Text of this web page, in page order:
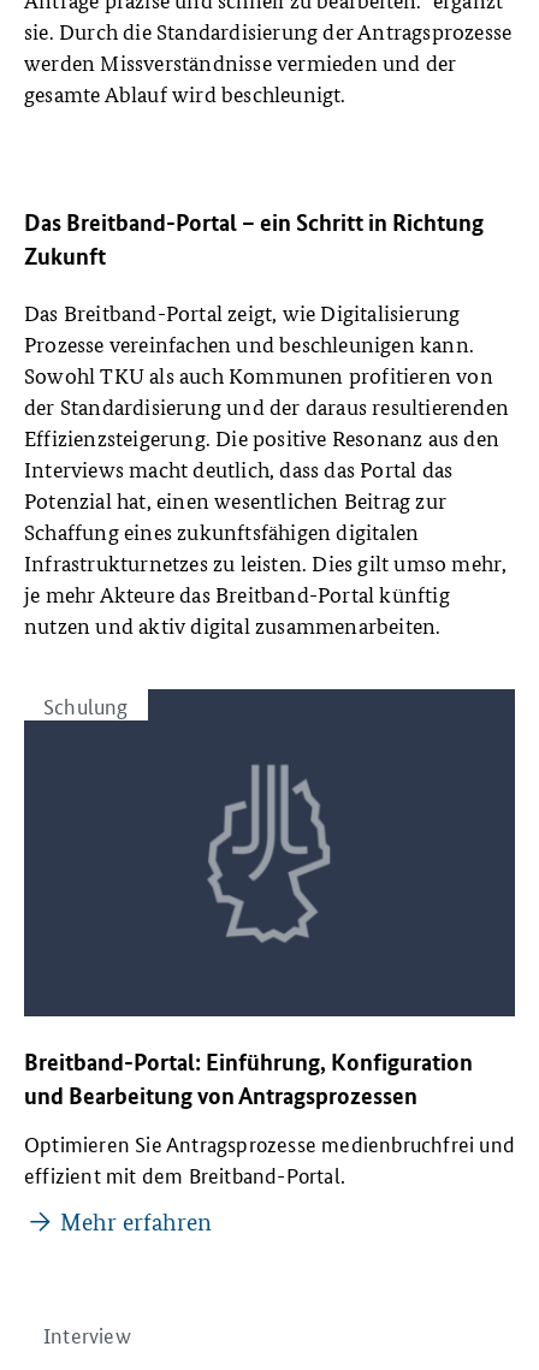
sie. Durch die Standardisierung der Antragsprozesse
werden Missverständnisse vermieden und der
gesamte Ablauf wird beschleunigt.
Das Breitband-Portal – ein Schritt in Richtung
Zukunft
Das Breitband-Portal zeigt, wie Digitalisierung
Prozesse vereinfachen und beschleunigen kann.
Sowohl TKU als auch Kommunen profitieren von
der Standardisierung und der daraus resultierenden
Effizienzsteigerung. Die positive Resonanz aus den
Interviews macht deutlich, dass das Portal das
Potenzial hat, einen wesentlichen Beitrag zur
Schaffung eines zukunftsfähigen digitalen
Infrastrukturnetzes zu leisten. Dies gilt umso mehr,
je mehr Akteure das Breitband-Portal künftig
nutzen und aktiv digital zusammenarbeiten.
Schulung
Breitband-Portal: Einführung, Konfiguration
und Bearbeitung von Antragsprozessen
Optimieren Sie Antragsprozesse medienbruchfrei und
effizient mit dem Breitband-Portal.
Mehr erfahren
Interview